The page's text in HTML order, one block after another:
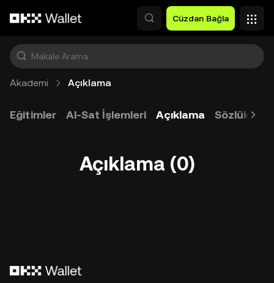
Cüzdan Bağla
Akademi Açıklama
Eğitimler Al-Sat İşlemleri Açıklama Sözlük
Açıklama (0)